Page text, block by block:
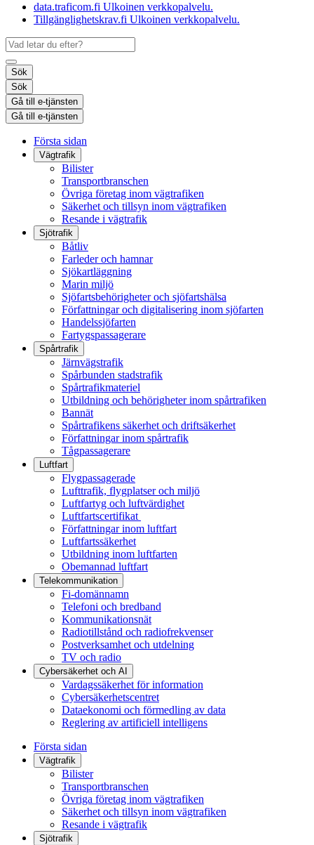
data.traficom.fi Ulkoinen verkkopalvelu.
Tillgänglighetskrav.fi Ulkoinen verkkopalvelu.
Sök
Sök
Gå till e-tjänsten
Gå till e-tjänsten
Första sidan
Vägtrafik
Bilister
Transportbranschen
Övriga företag inom vägtrafiken
Säkerhet och tillsyn inom vägtrafiken
Resande i vägtrafik
Sjötrafik
Båtliv
Farleder och hamnar
Sjökartläggning
Marin miljö
Sjöfartsbehörigheter och sjöfartshälsa
Författningar och digitalisering inom sjöfarten
Handelssjöfarten
Fartygspassagerare
Spårtrafik
Järnvägstrafik
Spårbunden stadstrafik
Spårtrafikmateriel
Utbildning och behörigheter inom spårtrafiken
Bannät
Spårtrafikens säkerhet och driftsäkerhet
Författningar inom spårtrafik
Tågpassagerare
Luftfart
Flygpassagerade
Lufttrafik, flygplatser och miljö
Luftfartyg och luftvärdighet
Luftfartscertifikat
Författningar inom luftfart
Luftfartssäkerhet
Utbildning inom luftfarten
Obemannad luftfart
Telekommunikation
Fi-domännamn
Telefoni och bredband
Kommunikationsnät
Radiotillstånd och radiofrekvenser
Postverksamhet och utdelning
TV och radio
Cybersäkerhet och AI
Vardagssäkerhet för information
Cybersäkerhetscentret
Dataekonomi och förmedling av data
Reglering av artificiell intelligens
Första sidan
Vägtrafik
Bilister
Transportbranschen
Övriga företag inom vägtrafiken
Säkerhet och tillsyn inom vägtrafiken
Resande i vägtrafik
Sjötrafik